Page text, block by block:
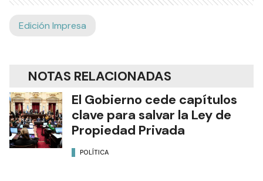
Edición Impresa
NOTAS RELACIONADAS
El Gobierno cede capítulos
clave para salvar la Ley de
Propiedad Privada
POLÍTICA